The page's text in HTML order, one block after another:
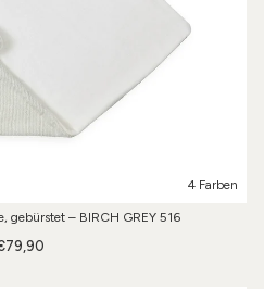
4 Farben
gebürstet – BIRCH GREY 516